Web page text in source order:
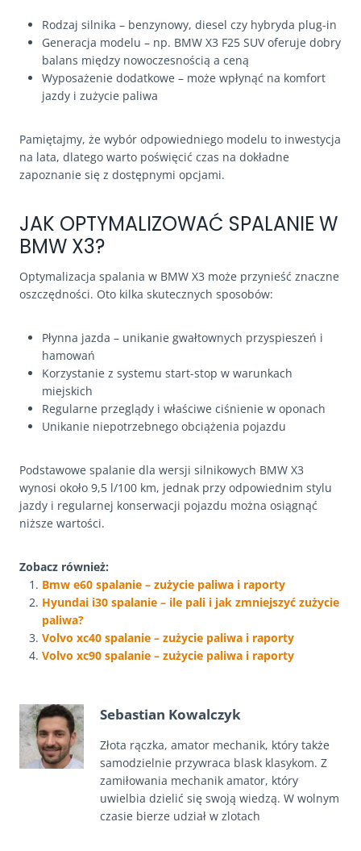
Rodzaj silnika – benzynowy, diesel czy hybryda plug-in
Generacja modelu – np. BMW X3 F25 SUV oferuje dobry
balans między nowoczesnością a ceną
Wyposażenie dodatkowe – może wpłynąć na komfort
jazdy i zużycie paliwa
Pamiętajmy, że wybór odpowiedniego modelu to inwestycja
na lata, dlatego warto poświęcić czas na dokładne
zapoznanie się z dostępnymi opcjami.
JAK OPTYMALIZOWAĆ SPALANIE W
BMW X3?
Optymalizacja spalania w BMW X3 może przynieść znaczne
oszczędności. Oto kilka skutecznych sposobów:
Płynna jazda – unikanie gwałtownych przyspieszeń i
hamowań
Korzystanie z systemu start-stop w warunkach
miejskich
Regularne przeglądy i właściwe ciśnienie w oponach
Unikanie niepotrzebnego obciążenia pojazdu
Podstawowe spalanie dla wersji silnikowych BMW X3
wynosi około 9,5 l/100 km, jednak przy odpowiednim stylu
jazdy i regularnej konserwacji pojazdu można osiągnąć
niższe wartości.
Zobacz również:
Bmw e60 spalanie – zużycie paliwa i raporty
Hyundai i30 spalanie – ile pali i jak zmniejszyć zużycie
paliwa?
Volvo xc40 spalanie – zużycie paliwa i raporty
Volvo xc90 spalanie – zużycie paliwa i raporty
Sebastian Kowalczyk
Złota rączka, amator mechanik, który także
samodzielnie przywraca blask klasykom. Z
zamiłowania mechanik amator, który
uwielbia dzielić się swoją wiedzą. W wolnym
czasie bierze udział w zlotach